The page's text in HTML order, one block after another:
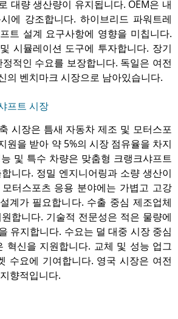
대량 생산량이 유지됩니다. OEM은 내
에 강조합니다. 하이브리드 파워트레
트 설계 요구사항에 영향을 미칩니다.
시뮬레이션 도구에 투자합니다. 장기
적인 수요를 보장합니다. 독일은 여전
의 벤치마크 시장으로 남아있습니다.
프트 시장
시장은 틈새 자동차 제조 및 모터스포
원을 받아 약 5%의 시장 점유율을 차지
및 특수 차량은 맞춤형 크랭크샤프트
니다. 정밀 엔지니어링과 소량 생산이
터스포츠 응용 분야에는 가볍고 고강
계가 필요합니다. 수출 중심 제조업체
합니다. 기술적 전문성은 적은 물량에
유지합니다. 수요는 덜 대중 시장 중심
혁신을 지원합니다. 교체 및 성능 업그
수요에 기여합니다. 영국 시장은 여전
향적입니다.